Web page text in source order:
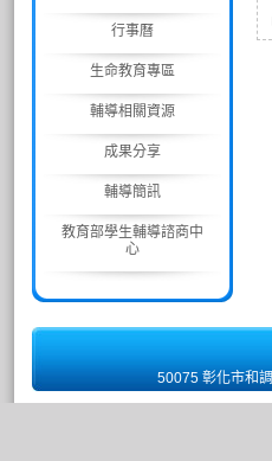
行事曆
生命教育專區
輔導相關資源
成果分享
輔導簡訊
教育部學生輔導諮商中
心
50075 彰化市和